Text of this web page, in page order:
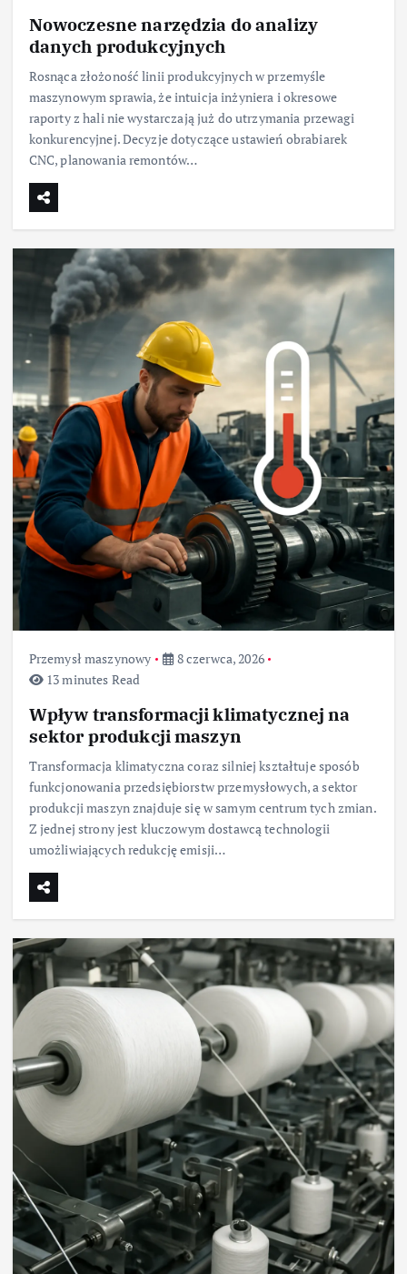
Nowoczesne narzędzia do analizy
danych produkcyjnych
Rosnąca złożoność linii produkcyjnych w przemyśle
maszynowym sprawia, że intuicja inżyniera i okresowe
raporty z hali nie wystarczają już do utrzymania przewagi
konkurencyjnej. Decyzje dotyczące ustawień obrabiarek
CNC, planowania remontów…
Przemysł maszynowy
8 czerwca, 2026
13 minutes Read
Wpływ transformacji klimatycznej na
sektor produkcji maszyn
Transformacja klimatyczna coraz silniej kształtuje sposób
funkcjonowania przedsiębiorstw przemysłowych, a sektor
produkcji maszyn znajduje się w samym centrum tych zmian.
Z jednej strony jest kluczowym dostawcą technologii
umożliwiających redukcję emisji…